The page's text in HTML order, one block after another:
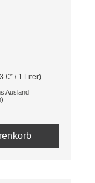
€* / 1 Liter)
Ausland